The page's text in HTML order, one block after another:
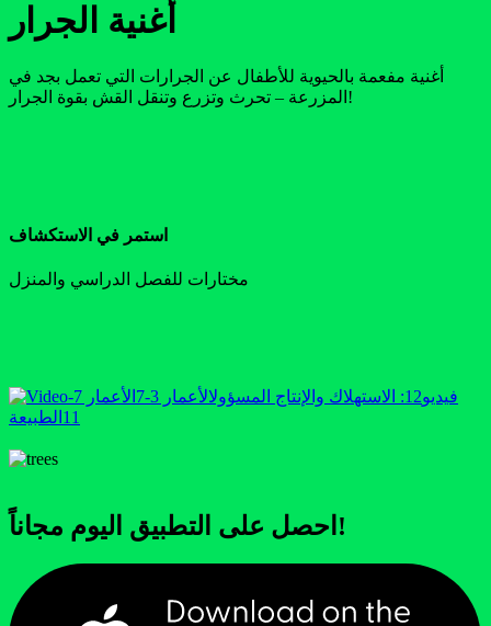
أغنية الجرار
أغنية مفعمة بالحيوية للأطفال عن الجرارات التي تعمل بجد في
المزرعة – تحرث وتزرع وتنقل القش بقوة الجرار!
استمر في الاستكشاف
مختارات للفصل الدراسي والمنزل
فيديو12: الاستهلاك والإنتاج المسؤول الأعمار 3-7
الأعمار 7-
11 الطبيعة
احصل على التطبيق اليوم مجاناً!